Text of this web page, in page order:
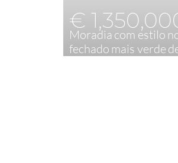
€
Moradia com estilo
fechado mais verde